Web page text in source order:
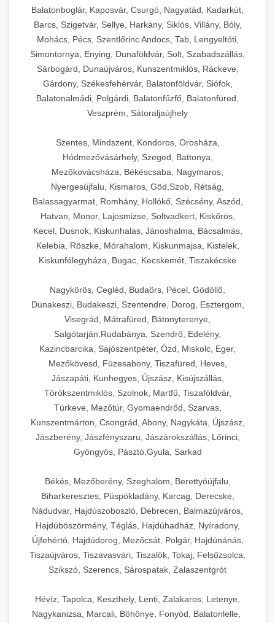
Balatonboglár, Kaposvár, Csurgó, Nagyatád, Kadarkút,
Barcs, Szigetvár, Sellye, Harkány, Siklós, Villány, Bóly,
Mohács, Pécs, Szentlőrinc Andocs, Tab, Lengyeltóti,
Simontornya, Enying, Dunaföldvár, Solt, Szabadszállás,
Sárbogárd, Dunaújváros, Kunszentmiklós, Ráckeve,
Gárdony, Székesfehérvár, Balatonföldvár, Siófok,
Balatonalmádi, Polgárdi, Balatonfűzfő, Balatonfüred,
Veszprém, Sátoraljaújhely
Szentes, Mindszent, Kondoros, Orosháza,
Hódmezővásárhely, Szeged, Battonya,
Mezőkovácsháza, Békéscsaba, Nagymaros,
Nyergesújfalu, Kismaros, Göd,Szob, Rétság,
Balassagyarmat, Romhány, Hollókő, Szécsény, Aszód,
Hatvan, Monor, Lajosmizse, Soltvadkert, Kiskőrös,
Kecel, Dusnok, Kiskunhalas, Jánoshalma, Bácsalmás,
Kelebia, Röszke, Mórahalom, Kiskunmajsa, Kistelek,
Kiskunfélegyháza, Bugac, Kecskemét, Tiszakécske
Nagykörös, Cegléd, Budaörs, Pécel, Gödöllő,
Dunakeszi, Budakeszi, Szentendre, Dorog, Esztergom,
Visegrád, Mátrafüred, Bátonyterenye,
Salgótarján,Rudabánya, Szendrő, Edelény,
Kazincbarcika, Sajószentpéter, Ózd, Miskolc, Eger,
Mezőkövesd, Füzesabony, Tiszafüred, Heves,
Jászapáti, Kunhegyes, Újszász, Kisújszállás,
Törökszentmiklós, Szolnok, Martfű, Tiszaföldvár,
Túrkeve, Mezőtúr, Gyomaendrőd, Szarvas,
Kunszentmárton, Csongrád, Abony, Nagykáta, Újszász,
Jászberény, Jászfényszaru, Jászárokszállás, Lőrinci,
Gyöngyös, Pásztó,Gyula, Sarkad
Békés, Mezőberény, Szeghalom, Berettyóújfalu,
Biharkeresztes, Püspökladány, Karcag, Derecske,
Nádudvar, Hajdúszoboszló, Debrecen, Balmazújváros,
Hajdúböszörmény, Téglás, Hajdúhadház, Nyíradony,
Újfehértó, Hajdúdorog, Mezőcsát, Polgár, Hajdúnánás,
Tiszaújváros, Tiszavasvári, Tiszalök, Tokaj, Felsőzsolca,
Szikszó, Szerencs, Sárospatak, Zalaszentgrót
Hévíz, Tapolca, Keszthely, Lenti, Zalakaros, Letenye,
Nagykanizsa, Marcali, Böhönye, Fonyód, Balatonlelle,